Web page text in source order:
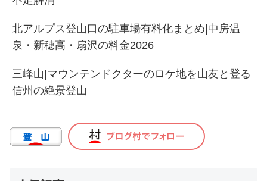
北アルプス登山口の駐車場有料化まとめ|中房温
泉・新穂高・扇沢の料金2026
三峰山|マウンテンドクターのロケ地を山友と登る
信州の絶景登山